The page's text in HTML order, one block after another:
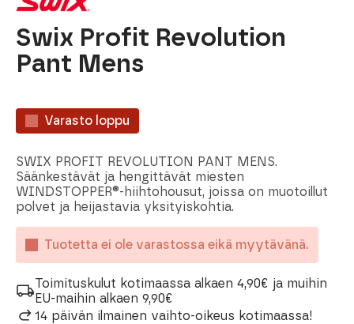
Swix Profit Revolution
Pant Mens
Varasto loppu
SWIX PROFIT REVOLUTION PANT MENS.
Säänkestävät ja hengittävät miesten
WINDSTOPPER®-hiihtohousut, joissa on muotoillut
polvet ja heijastavia yksityiskohtia.
Tuotetta ei ole varastossa eikä myytävänä.
Toimituskulut kotimaassa alkaen 4,90€ ja muihin
EU-maihin alkaen 9,90€
14 päivän ilmainen vaihto-oikeus kotimaassa!